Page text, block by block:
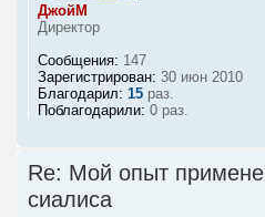
ДжойМ
Директор
Сообщения: 147
Зарегистрирован: 30 июн 2010
Благодарил: 15 раз.
Поблагодарили: 0 раз.
Re: Мой опыт
сиалиса